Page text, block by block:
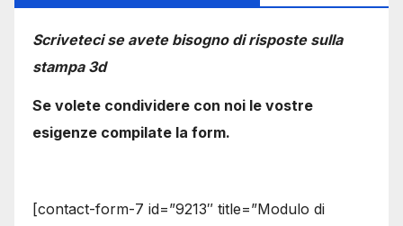
Scriveteci se avete bisogno di risposte sulla
stampa 3d
Se volete condividere con noi le vostre
esigenze compilate la form.
[contact-form-7 id=”9213″ title=”Modulo di